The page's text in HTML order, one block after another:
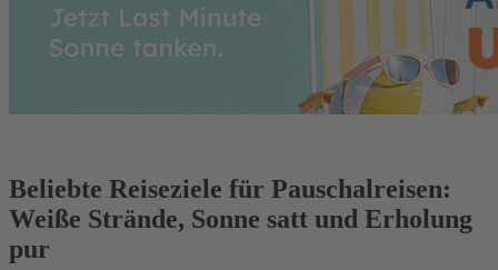
Beliebte Reiseziele für Pauschalreisen:
Weiße Strände, Sonne satt und Erholung
pur